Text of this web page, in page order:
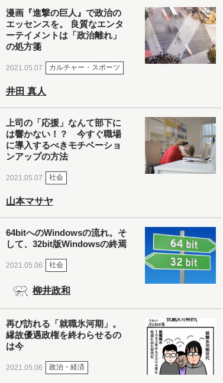
漫画『進撃の巨人』で政治の
エッセンスを。 良質なエンタ
ーテイメントは「政治離れ」
の処方箋
2021.05.07 カルチャー・スポーツ
井田 真人
上司の「応援」なんて部下に
は響かない！？ 今すぐ職場
に導入するべきモチベーショ
ンアップの方法
2021.05.07 社会
山本マサヤ
64bitへのWindowsの流れ。そ
して、32bit版Windowsの終焉
2021.05.06 社会
柳井政和
再び訪れる「就職氷河期」。
縁故優遇政権を終わらせるの
は今
2021.05.06 政治・経済